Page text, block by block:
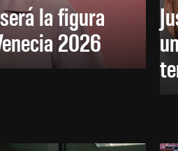
la figura
2026